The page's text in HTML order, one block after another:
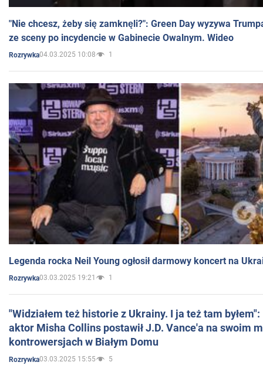
"Nie chcesz, żeby się zamknęli?": Green Day wyzywa
ze sceny po incydencie w Gabinecie Owalnym. Wideo
Rozrywka04.03.2025 10:08 1
Legenda rocka Neil Young ogłosił darmowy koncert na
Rozrywka03.03.2025 19:21 1
"Widziałem też historie z Ukrainy. I ja też tam
aktor Misha Collins postawił J.D. Vance'a na swoim
kontrowersjach w Białym Domu
Rozrywka03.03.2025 15:55 5